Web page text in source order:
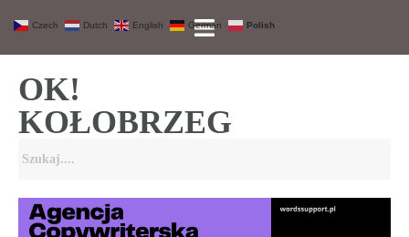
OK!
KOŁOBRZEG
Czech Dutch English German Polish